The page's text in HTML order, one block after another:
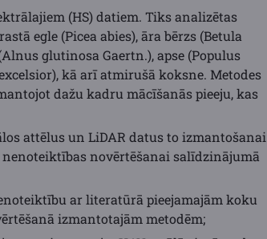
(HS) datiem. Tiks analizētas
egle (Picea abies), āra bērzs (Betula
glutinosa Gaertn.), apse (Populus
kā arī atmirušā koksne. Metodes
dažu kadru mācīšanās pieeju, kas
attēlus un LiDAR datus to izmantošanai
novērtēšanai salīdzinājumā
ar literatūrā pieejamajām koku
izmantotajām metodēm;